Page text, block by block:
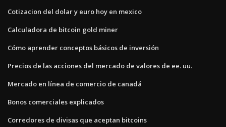
Cotizacion del dolar y euro hoy en mexico
Calculadora de bitcoin gold miner
Cómo aprender conceptos básicos de inversión
Precios de las acciones del mercado de valores de ee. uu.
Mercado en línea de comercio de canadá
Bonos comerciales explicados
Corredores de divisas que aceptan bitcoins